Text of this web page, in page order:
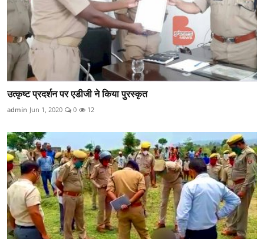
उत्कृष्ट प्रदर्शन पर एडीजी ने किया पुरस्कृत
admin Jun 1, 2020 0 12